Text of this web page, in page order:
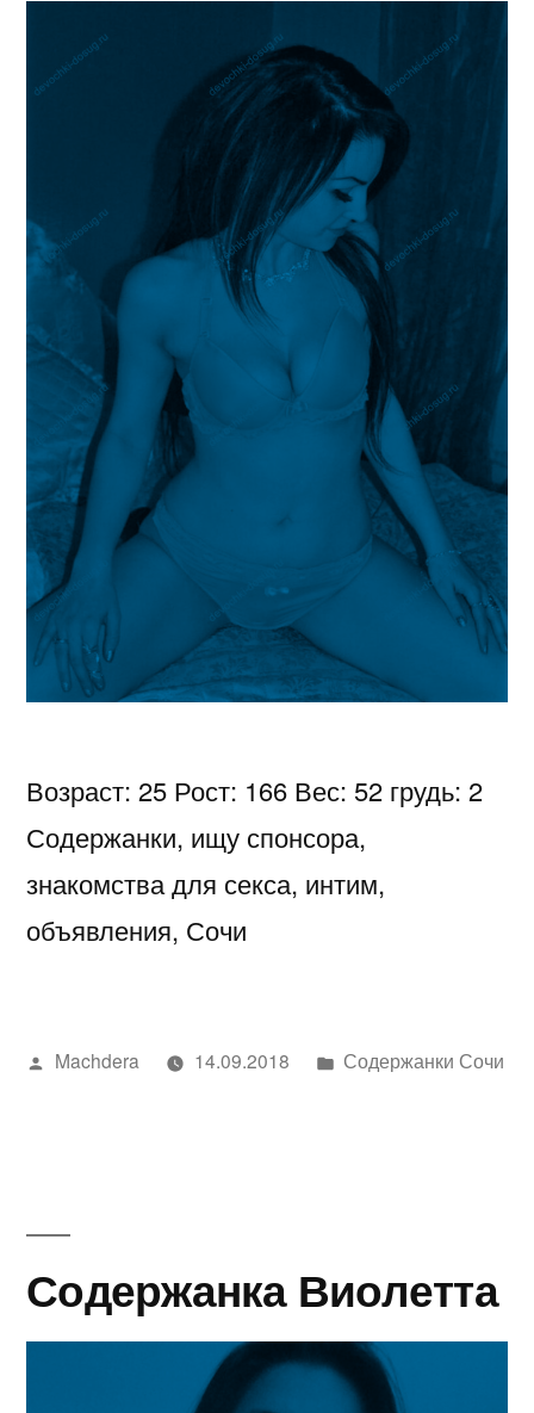
Возраст: 25 Рост: 166 Вес: 52 грудь: 2
Содержанки, ищу спонсора,
знакомства для секса, интим,
объявления, Сочи
Написано
Machdera 14.09.2018
Написано
Содержанки Сочи
Содержанка Виолетта